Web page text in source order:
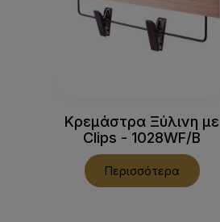
Κρεμάστρα Ξύλινη με
Clips - 1028WF/B
Περισσότερα